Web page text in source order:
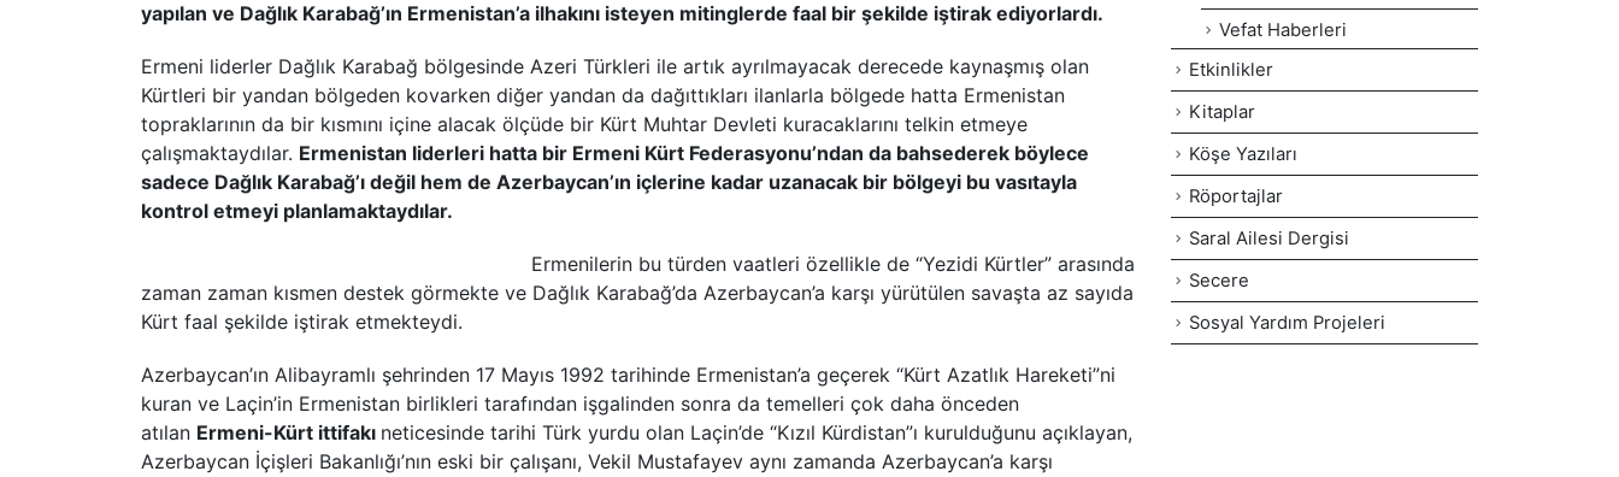
yapılan ve Dağlık Karabağ’ın Ermenistan’a ilhakını isteyen mitinglerde faal bir şekilde iştirak ediyorlardı.
Ermeni liderler Dağlık Karabağ bölgesinde Azeri Türkleri ile artık ayrılmayacak derecede kaynaşmış olan
Kürtleri bir yandan bölgeden kovarken diğer yandan da dağıttıkları ilanlarla bölgede hatta Ermenistan
topraklarının da bir kısmını içine alacak ölçüde bir Kürt Muhtar Devleti kuracaklarını telkin etmeye
çalışmaktaydılar. Ermenistan liderleri hatta bir Ermeni Kürt Federasyonu’ndan da bahsederek böylece
sadece Dağlık Karabağ’ı değil hem de Azerbaycan’ın içlerine kadar uzanacak bir bölgeyi bu vasıtayla
kontrol etmeyi planlamaktaydılar.
Ermenilerin bu türden vaatleri özellikle de “Yezidi Kürtler” arasında
zaman zaman kısmen destek görmekte ve Dağlık Karabağ’da Azerbaycan’a karşı yürütülen savaşta az sayıda
Kürt faal şekilde iştirak etmekteydi.
Azerbaycan’ın Alibayramlı şehrinden 17 Mayıs 1992 tarihinde Ermenistan’a geçerek “Kürt Azatlık Hareketi”ni
kuran ve Laçin’in Ermenistan birlikleri tarafından işgalinden sonra da temelleri çok daha önceden
atılan Ermeni-Kürt ittifakı neticesinde tarihi Türk yurdu olan Laçin’de “Kızıl Kürdistan”ı kurulduğunu açıklayan,
Azerbaycan İçişleri Bakanlığı’nın eski bir çalışanı, Vekil Mustafayev aynı zamanda Azerbaycan’a karşı
Vefat Haberleri
Etkinlikler
Kitaplar
Köşe Yazıları
Röportajlar
Saral Ailesi Dergisi
Secere
Sosyal Yardım Projeleri